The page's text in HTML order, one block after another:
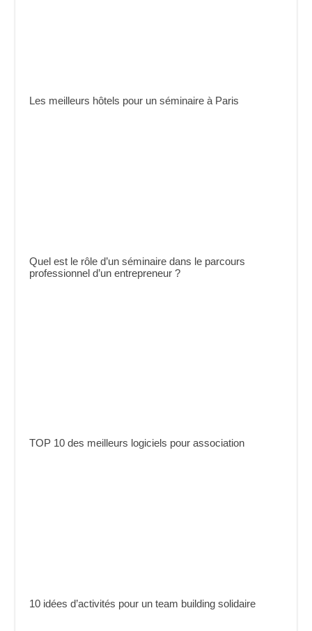
Les meilleurs hôtels pour un séminaire à Paris
Quel est le rôle d’un séminaire dans le parcours
professionnel d’un entrepreneur ?
TOP 10 des meilleurs logiciels pour association
10 idées d’activités pour un team building solidaire